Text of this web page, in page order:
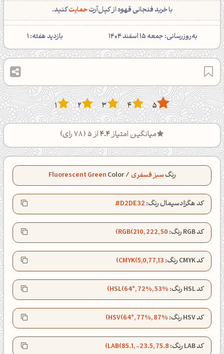
با خرید فنجانی قهوه از کپل‌آرتحمایتکنید.
‌به‌روزرسانی: جمعه 15 اسفند 1404 بازدید هفته:1
5
4
3
2
1
میانگین امتیاز4.4از 5 ( 78رای)
رنگسبز فسفری/
Color
Fluorescent Green
کد هگزادسیمال رنگ:#D2DE32
کد RGB رنگ: RGB(210, 222, 50)
کد CMYK رنگ: CMYK(5,0,77,13)
کد HSL رنگ: HSL(64°, 72%, 53%)
کد HSV رنگ: HSV(64°, 77%, 87%)
کد LAB رنگ: LAB(85.1, -23.5, 75.8)
ظهرت بخیر❤️